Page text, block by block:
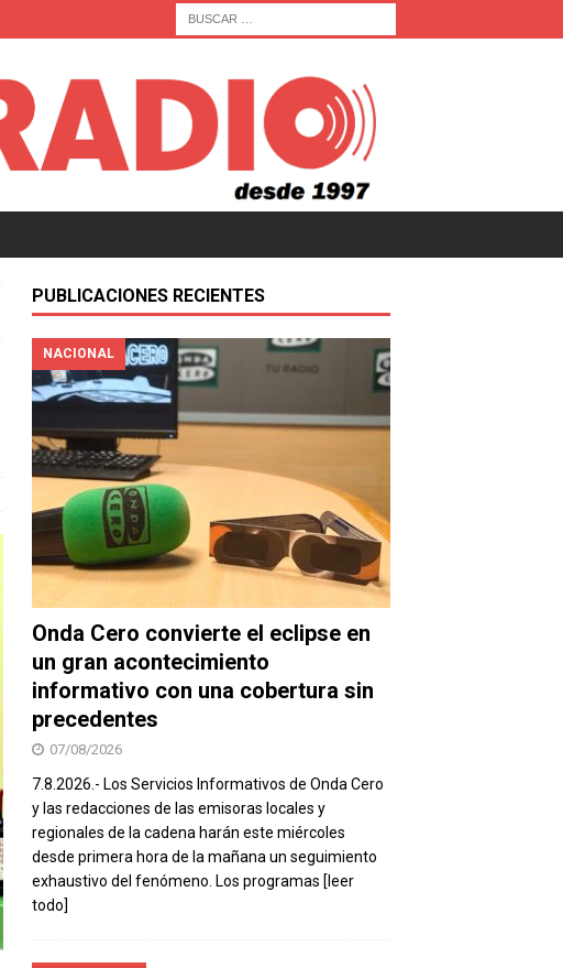
PUBLICACIONES RECIENTES
NACIONAL
Onda Cero convierte el eclipse en
un gran acontecimiento
informativo con una cobertura sin
precedentes
07/08/2026
7.8.2026.- Los Servicios Informativos de Onda Cero
y las redacciones de las emisoras locales y
regionales de la cadena harán este miércoles
desde primera hora de la mañana un seguimiento
exhaustivo del fenómeno. Los programas [leer
todo]